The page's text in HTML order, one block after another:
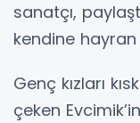
sanatçı,
kendine hayran
Genç kızları
çeken